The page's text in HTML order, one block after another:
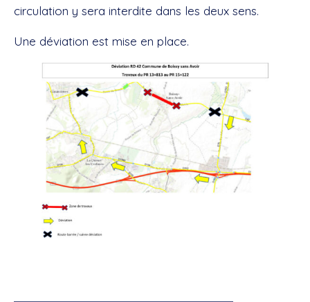
circulation y sera interdite dans les deux sens.
Une déviation est mise en place.